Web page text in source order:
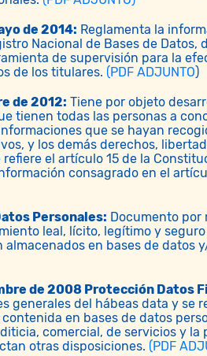
de 2014: Reglamenta la
Nacional de Bases de Datos,
de supervisión para la
de los titulares. (PDF ADJUNTO)
de 2012: Tiene por objeto
tienen todas las personas a
que se hayan
y los demás derechos,
el artículo 15 de la
consagrado en el
Personales: Documento por
leal, lícito, legítimo y
almacenados en bases de datos
de 2008 Protección Datos
generales del hábeas data y se
en bases de datos
comercial, de servicios y la
otras disposiciones. (PDF